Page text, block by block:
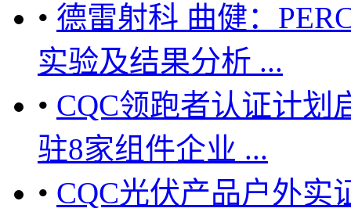
• 德雷射科 曲健：
实验及结果分析 ...
• CQC领跑者认证计划
驻8家组件企业 ...
• CQC光伏产品户外实